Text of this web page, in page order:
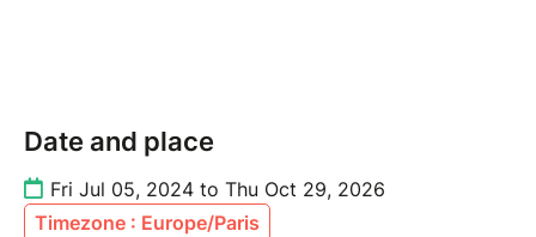
Date and place
Fri Jul 05, 2024 to Thu Oct 29, 2026
Timezone : Europe/Paris